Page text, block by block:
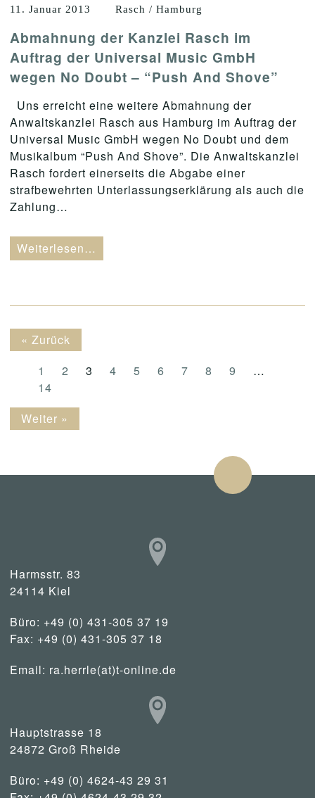
11. Januar 2013 Rasch / Hamburg
Abmahnung der Kanzlei Rasch im
Auftrag der Universal Music GmbH
wegen No Doubt – “Push And Shove”
Uns erreicht eine weitere Abmahnung der
Anwaltskanzlei Rasch aus Hamburg im Auftrag der
Universal Music GmbH wegen No Doubt und dem
Musikalbum “Push And Shove”. Die Anwaltskanzlei
Rasch fordert einerseits die Abgabe einer
strafbewehrten Unterlassungserklärung als auch die
Zahlung…
Weiterlesen…
« Zurück
1
2 3 4 5 6 7 8 9
…
14
Weiter »
Harmsstr. 83
24114 Kiel
Büro: +49 (0) 431-305 37 19
Fax: +49 (0) 431-305 37 18
Email: ra.herrle(at)t-online.de
Hauptstrasse 18
24872 Groß Rheide
Büro: +49 (0) 4624-43 29 31